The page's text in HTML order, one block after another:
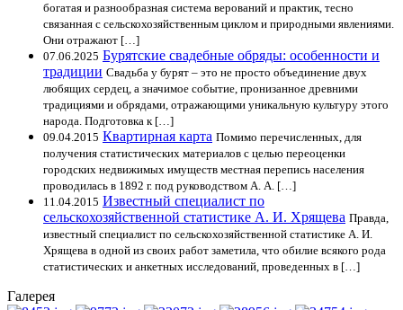
богатая и разнообразная система верований и практик, тесно
связанная с сельскохозяйственным циклом и природными явлениями.
Они отражают […]
07.06.2025 Бурятские свадебные обряды: особенности и
традиции Свадьба у бурят – это не просто объединение двух
любящих сердец, а значимое событие, пронизанное древними
традициями и обрядами, отражающими уникальную культуру этого
народа. Подготовка к […]
09.04.2015 Квартирная карта Помимо перечисленных, для
получения статистических материалов с целью переоценки
городских недвижимых имуществ местная перепись населения
проводилась в 1892 г. под руководством А. А. […]
11.04.2015 Известный специалист по
сельскохозяйственной статистике А. И. Хрящева Правда,
известный специалист по сельскохозяйственной статистике А. И.
Хрящева в одной из своих работ заметила, что обилие всякого рода
статистических и анкетных исследований, проведенных в […]
Галерея